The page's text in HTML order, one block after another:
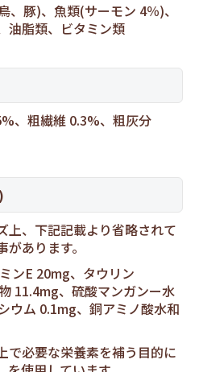
、豚)、魚類(サーモン 4％)、
油脂類、ビタミン類
、粗繊維 0.3%、粗灰分
、下記記載より省略されて
あります。
ンE 20mg、タウリン
11.4mg、硫酸マンガンー水
ウム 0.1mg、銅アミノ酸水和
で必要な栄養素を補う目的に